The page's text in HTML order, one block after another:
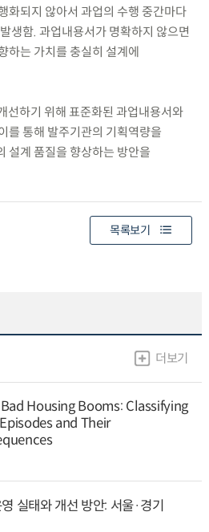
화되지 않아서 과업의 수행 중간마다
생함. 과업내용서가 명확하지 않으면
하는 가치를 충실히 설계에
선하기 위해 표준화된 과업내용서와
를 통해 발주기관의 기획역량을
설계 품질을 향상하는 방안을
목록보기
더보기
Housing Booms: Classifying
and Their
실태와 개선 방안: 서울·경기